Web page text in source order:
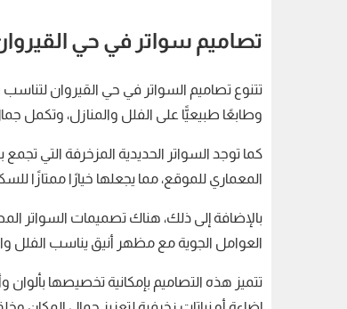
تصاميم سواتر في حي
تتنوع تصاميم السواتر في حي القيروان
وطابعًا طبيعيًّا على الفلل والمنازل، وتكمل
كما توجد السواتر الحديدية المزخرفة التي
المعماري للموقع، مما يجعلها خيارًا ممتازًا
العوامل الجوية مع مظهر أنيق يناسب الفلل
تتميز هذه التصاميم بإمكانية تخصيصها